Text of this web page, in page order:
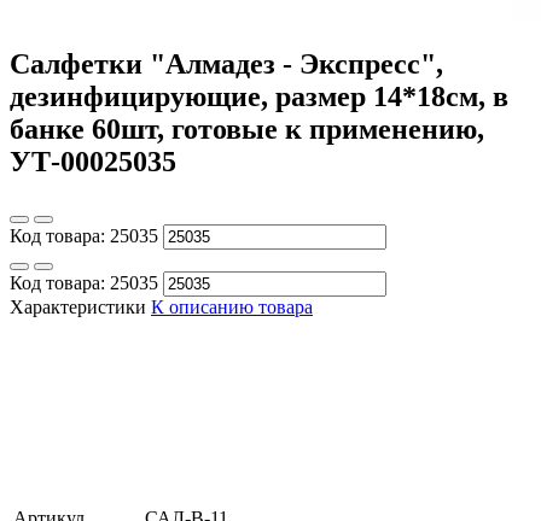
Салфетки "Алмадез - Экспресс",
дезинфицирующие, размер 14*18см, в
банке 60шт, готовые к применению,
УТ-00025035
Код товара: 25035
Код товара: 25035
Характеристики К описанию товара